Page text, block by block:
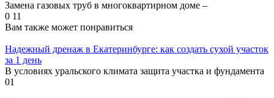
Замена газовых труб в многоквартирном доме –
0 11
Вам также может понравиться
Надежный дренаж в Екатеринбурге: как создать сухой участок
за 1 день
В условиях уральского климата защита участка и фундамента
01